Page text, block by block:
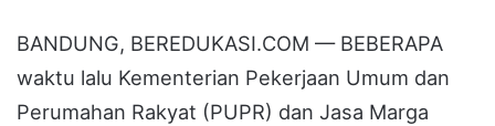
BANDUNG, BEREDUKASI.COM — BEBERAPA
waktu lalu Kementerian Pekerjaan Umum dan
Perumahan Rakyat (PUPR) dan Jasa Marga